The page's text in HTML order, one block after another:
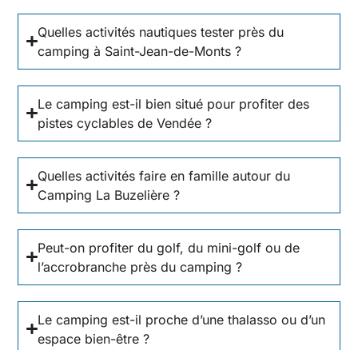
Quelles activités nautiques tester près du
camping à Saint-Jean-de-Monts ?
Le camping est-il bien situé pour profiter des
pistes cyclables de Vendée ?
Quelles activités faire en famille autour du
Camping La Buzelière ?
Peut-on profiter du golf, du mini-golf ou de
l’accrobranche près du camping ?
Le camping est-il proche d’une thalasso ou d’un
espace bien-être ?